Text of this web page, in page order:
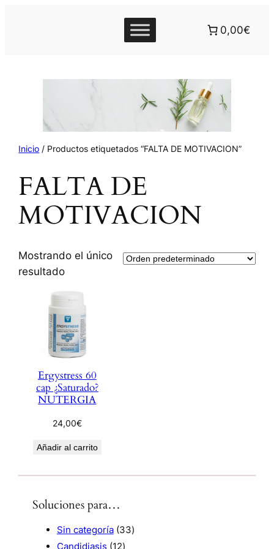
0,00€
Inicio / Productos etiquetados “FALTA DE MOTIVACION”
FALTA DE
MOTIVACION
Mostrando el único
resultado
Ergystress 60
cap ¿Saturado?
NUTERGIA
24,00€
Añadir al carrito
Soluciones para…
Sin categoría 333
Candidiasis 121